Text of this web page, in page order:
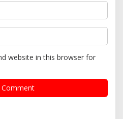
website in this browser for